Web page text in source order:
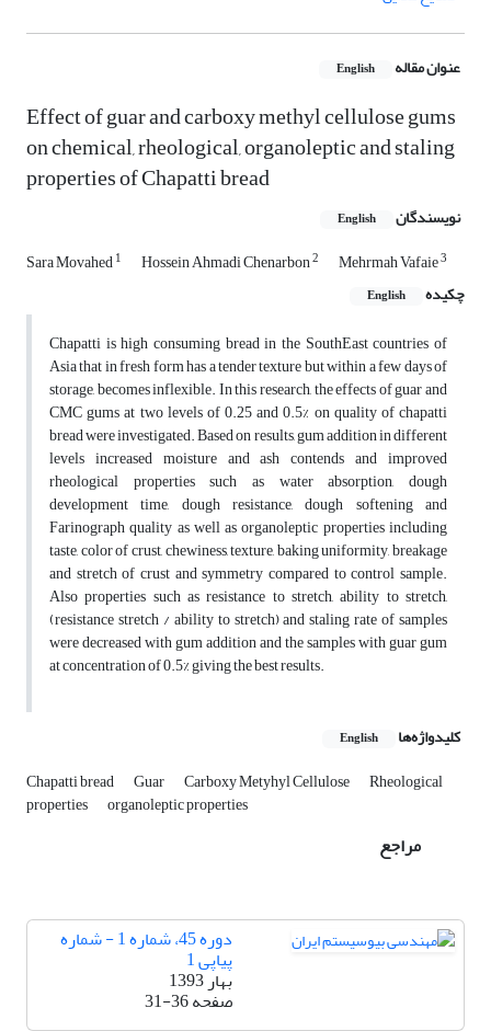
عنوان مقاله English
Effect of guar and carboxy methyl cellulose gums
on chemical, rheological, organoleptic and staling
properties of Chapatti bread
نویسندگان English
Sara Movahed1 Hossein Ahmadi Chenarbon2 Mehrmah Vafaie3
چکیده English
Chapatti is high consuming bread in the SouthEast countries of
Asia that in fresh form has a tender texture but within a few days of
storage, becomes inflexible. In this research, the effects of guar and
CMC gums at two levels of 0.25 and 0.5% on quality of chapatti
bread were investigated. Based on results, gum addition in different
levels increased moisture and ash contends and improved
rheological properties such as water absorption, dough
development time, dough resistance, dough softening and
Farinograph quality as well as organoleptic properties including
taste, color of crust, chewiness, texture, baking uniformity, breakage
and stretch of crust and symmetry compared to control sample.
Also properties such as resistance to stretch, ability to stretch,
(resistance stretch / ability to stretch) and staling rate of samples
were decreased with gum addition and the samples with guar gum
at concentration of 0.5% giving the best results.
کلیدواژه‌ها English
Chapatti bread Guar Carboxy Metyhyl Cellulose Rheological
properties organoleptic properties
مراجع
دوره 45، شماره 1 - شماره
پیاپی 1
بهار 1393
صفحه31-36